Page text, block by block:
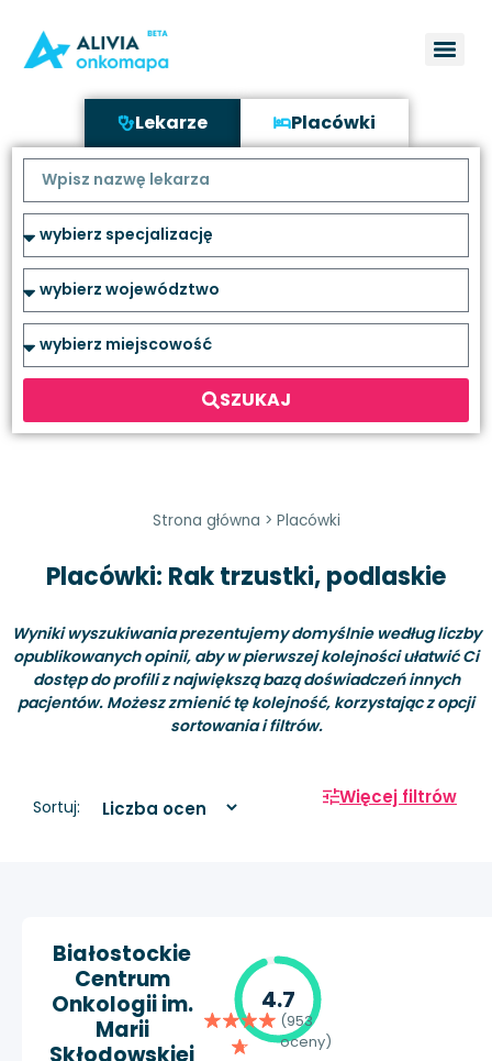
Lekarze Placówki
SZUKAJ
Strona główna > Placówki
Placówki: Rak trzustki, podlaskie
Wyniki wyszukiwania prezentujemy domyślnie według liczby
opublikowanych opinii, aby w pierwszej kolejności ułatwić Ci
dostęp do profili z największą bazą doświadczeń innych
pacjentów. Możesz zmienić tę kolejność, korzystając z opcji
sortowania i filtrów.
Sortuj: Więcej filtrów
Białostockie
Centrum
Onkologii im.
Marii
4.7
(953
oceny)